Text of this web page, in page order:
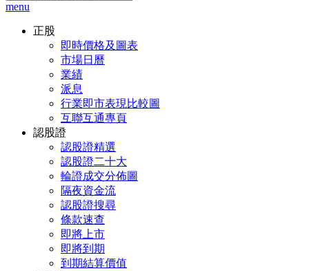
menu
正股
即時價格及圖表
市場日曆
業績
派息
行業即市表現比較圖
互聯互通專頁
認股證
認股證精選
認股證二十大
輪證成交分佈圖
隔夜資金流
認股證搜尋
條款速查
即將上市
即將到期
到期結算價值